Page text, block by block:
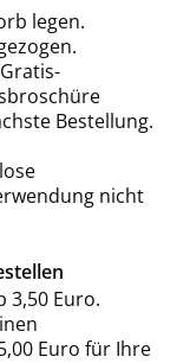
legen.
Bestellung.
nicht
3,50 Euro.
Euro für Ihre